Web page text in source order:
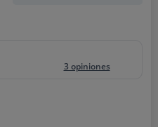
3 opiniones